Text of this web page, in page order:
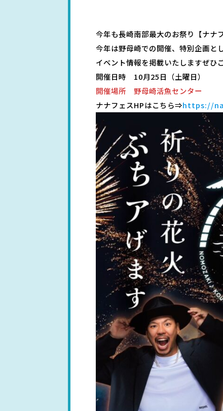
今年も長崎南部最大のお祭り【ナナ
今年は野母崎での開催、特別企画と
イベント情報を掲載いたしますぜひ
開催日時 10月25日（土曜日）
開催場所 野母崎活魚センター
ナナフェスHPはこちら⇒https://